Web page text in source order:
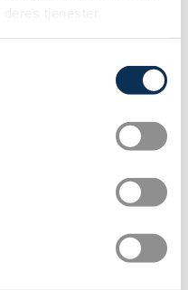
bidrag til DASAIM
2026!